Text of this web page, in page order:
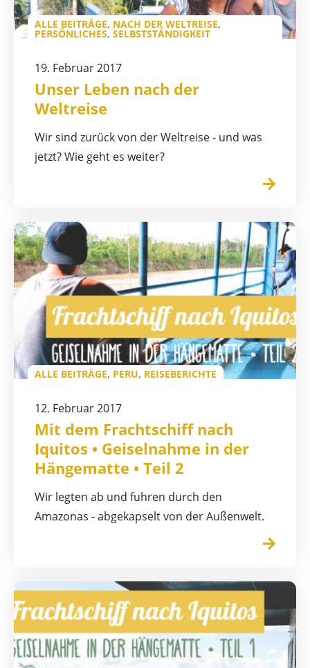
ALLE BEITRÄGE, NACH DER WELTREISE,
PERSÖNLICHES, SELBSTSTÄNDIGKEIT
19. Februar 2017
Unser Leben nach der
Weltreise
Wir sind zurück von der Weltreise - und was
jetzt? Wie geht es weiter?
ALLE BEITRÄGE, PERU, REISEBERICHTE
12. Februar 2017
Mit dem Frachtschiff nach
Iquitos • Geiselnahme in der
Hängematte • Teil 2
Wir legten ab und fuhren durch den
Amazonas - abgekapselt von der Außenwelt.